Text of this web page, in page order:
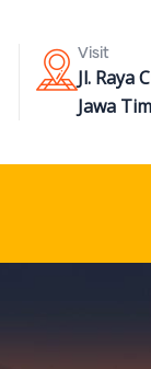
Visit
Jl. Raya
Jawa